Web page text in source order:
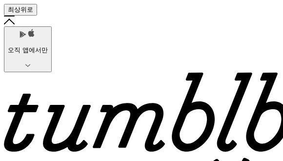
최상위로
오직 앱에서만